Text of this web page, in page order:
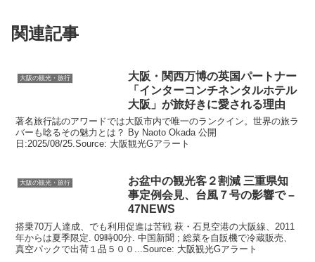
関連記事
大阪の観光・旅行 大阪 ・関西万博の英国パートナー
「インターコンチネンタルホテル
大阪 」が旅好きに愛される理由
著名旅行誌のアワードでは大阪市内で唯一のランクイン。世界の旅ラ
バーも唸るその魅力とは？ By Naoto Okada 公開
日:2025/08/25.Source: 大阪観光Gアラート
大阪の観光・旅行 お盆中の観光客２割減 三重県知
事定例会見、台風７号の影響で –
47NEWS
搭乗70万人達成、でも利用促進は苦戦 萩・石見空港の大阪線、2011
年からは夏季限定. 09時00分. 中国新聞 ; 総菜を自販機で冷蔵販売、
真空パックで出荷１品５００...Source: 大阪観光Gアラート